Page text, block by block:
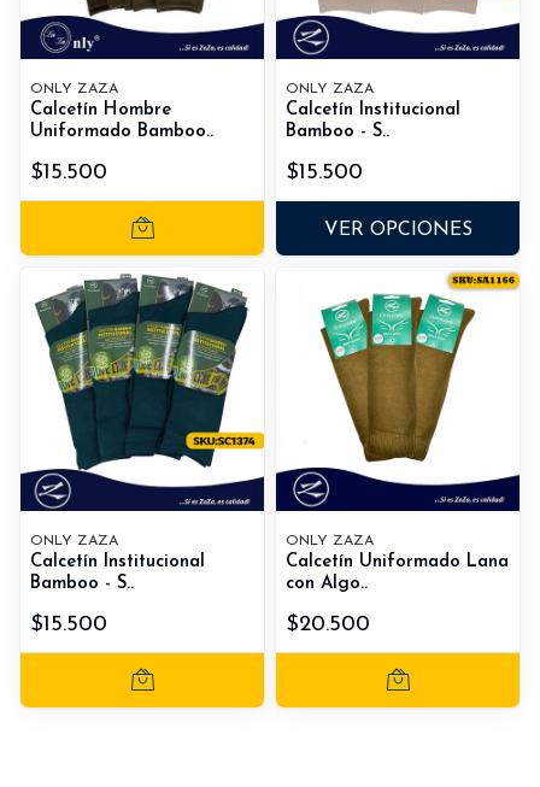
ONLY ZAZA
Calcetín Hombre
Uniformado Bamboo..
$15.500
ONLY ZAZA
Calcetín Institucional
Bamboo - S..
$15.500
VER OPCIONES
ONLY ZAZA
Calcetín Institucional
Bamboo - S..
$15.500
ONLY ZAZA
Calcetín Uniformado Lana
con Algo..
$20.500